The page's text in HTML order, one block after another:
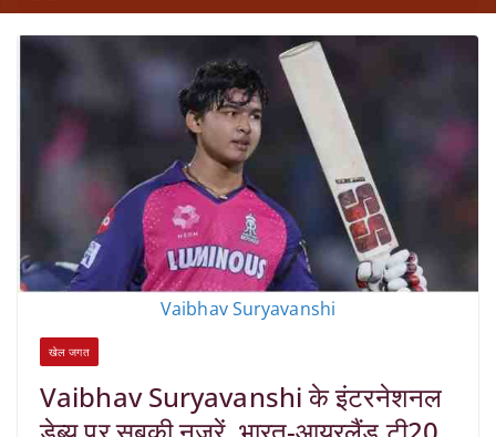
Vaibhav Suryavanshi
खेल जगत
Vaibhav Suryavanshi के इंटरनेशनल